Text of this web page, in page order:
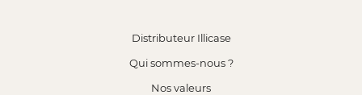
Distributeur Illicase
Qui sommes-nous ?
Nos valeurs